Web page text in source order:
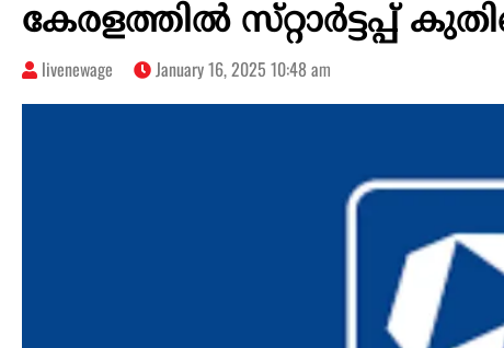
കേരളത്തില്‍ സ്‌റ്റാര്‍ട്ടപ്പ്
livenewage January 16, 2025 10:48 am